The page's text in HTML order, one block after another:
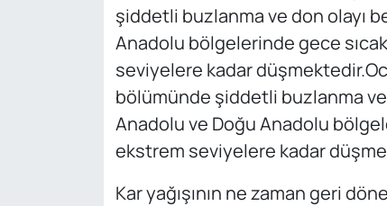
şiddetli buzlanma ve don olayı
Anadolu bölgelerinde gece
seviyelere kadar
bölümünde şiddetli buzlanma
Anadolu ve Doğu Anadolu
ekstrem seviyelere kadar
Kar yağışının ne zaman geri